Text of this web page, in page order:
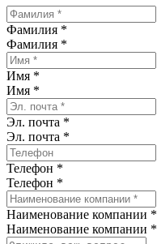
Фамилия *
Фамилия *
Имя *
Имя *
Эл. почта *
Эл. почта *
Телефон *
Телефон *
Наименование компании *
Наименование компании *